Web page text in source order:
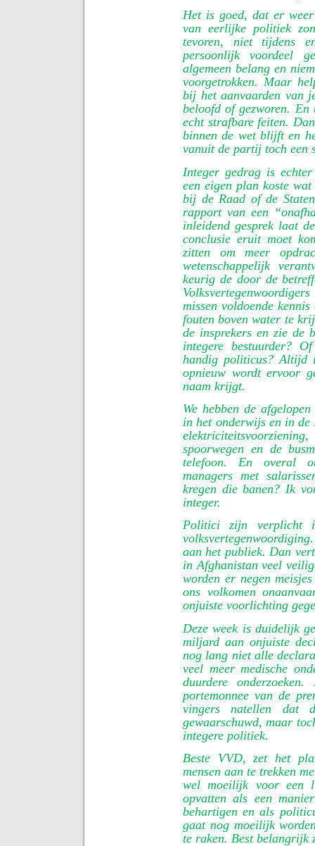
Het is goed, dat er
van eerlijke politiek
tevoren, niet tijdens
persoonlijk voordeel
algemeen belang en
voorgetrokken. Maar
bij het aanvaarden van
beloofd of gezworen. En
echt strafbare feiten.
binnen de wet blijft en
vanuit de partij toch een
Integer gedrag is
een eigen plan koste
bij de Raad of de
rapport van een
inleidend gesprek laat
conclusie eruit moet
zitten om meer
wetenschappelijk
keurig de door de
missen voldoende
fouten boven water te
de insprekers en zie de
integere bestuurder?
handig politicus? Altijd
opnieuw wordt ervoor
naam krijgt.
We hebben de
in het onderwijs en in
spoorwegen en de
telefoon. En overal
managers met
kregen die banen? Ik
integer.
Politici zijn verplicht
aan het publiek. Dan
in Afghanistan veel
worden er negen
ons volkomen
onjuiste voorlichting
Deze week is duidelijk
miljard aan onjuiste
nog lang niet alle
veel meer medische
duurdere
portemonnee van de
vingers natellen dat
gewaarschuwd, maar
integere politiek.
Beste VVD, zet het
mensen aan te trekken
wel moeilijk voor een
opvatten als een
behartigen en als
gaat nog moeilijk
te raken. Best belangrijk